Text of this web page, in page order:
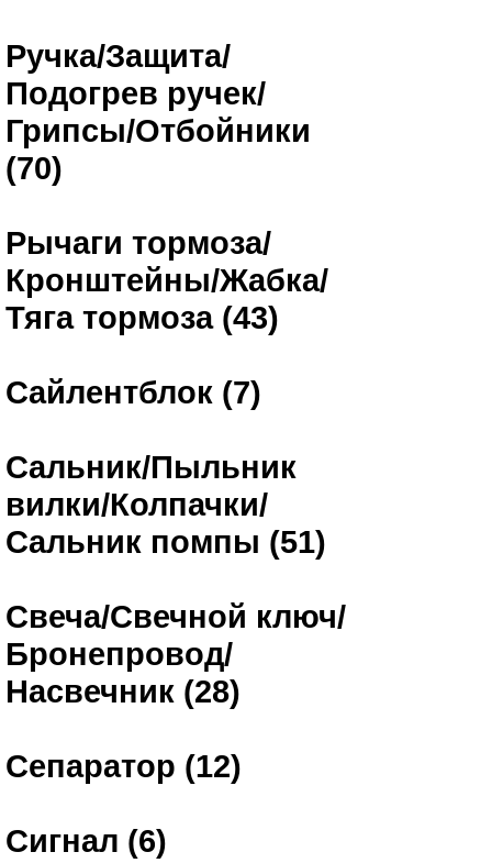
Ручка/Защита/
Подогрев ручек/
Грипсы/Отбойники
(70)
Рычаги тормоза/
Кронштейны/Жабка/
Тяга тормоза (43)
Сайлентблок (7)
Сальник/Пыльник
вилки/Колпачки/
Сальник помпы (51)
Свеча/Свечной ключ/
Бронепровод/
Насвечник (28)
Сепаратор (12)
Сигнал (6)